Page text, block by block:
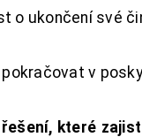
o ukončení své
v
které